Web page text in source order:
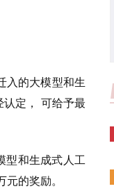
入的大模型和生
定， 可给予最
型和生成式人工
的奖励。